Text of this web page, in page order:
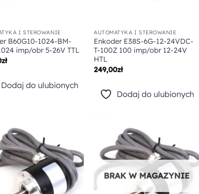
I STEROWANIE
B60G10-1024-BM-
imp/obr 5-26V TTL
zł
Dodaj do ulubionych
AUTOMATYKA I STEROWANIE
Enkoder E38S-6G-12-24VDC-
T-100Z 100 imp/obr 12-24V
HTL
249,00zł
Dodaj do ulubionych
ulubionych
ulubionych
BRAK W MAGAZYNIE